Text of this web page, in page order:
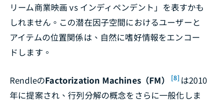
リーム商業映画 vs インディペンデント」を表すかも
しれません。この潜在因子空間におけるユーザーと
アイテムの位置関係は、自然に嗜好情報をエンコー
ドします。
RendleのFactorization Machines（FM） [8] は2010
年に提案され、行列分解の概念をさらに一般化しま